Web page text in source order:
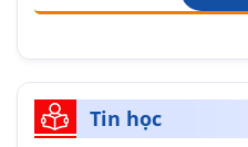
Tin học